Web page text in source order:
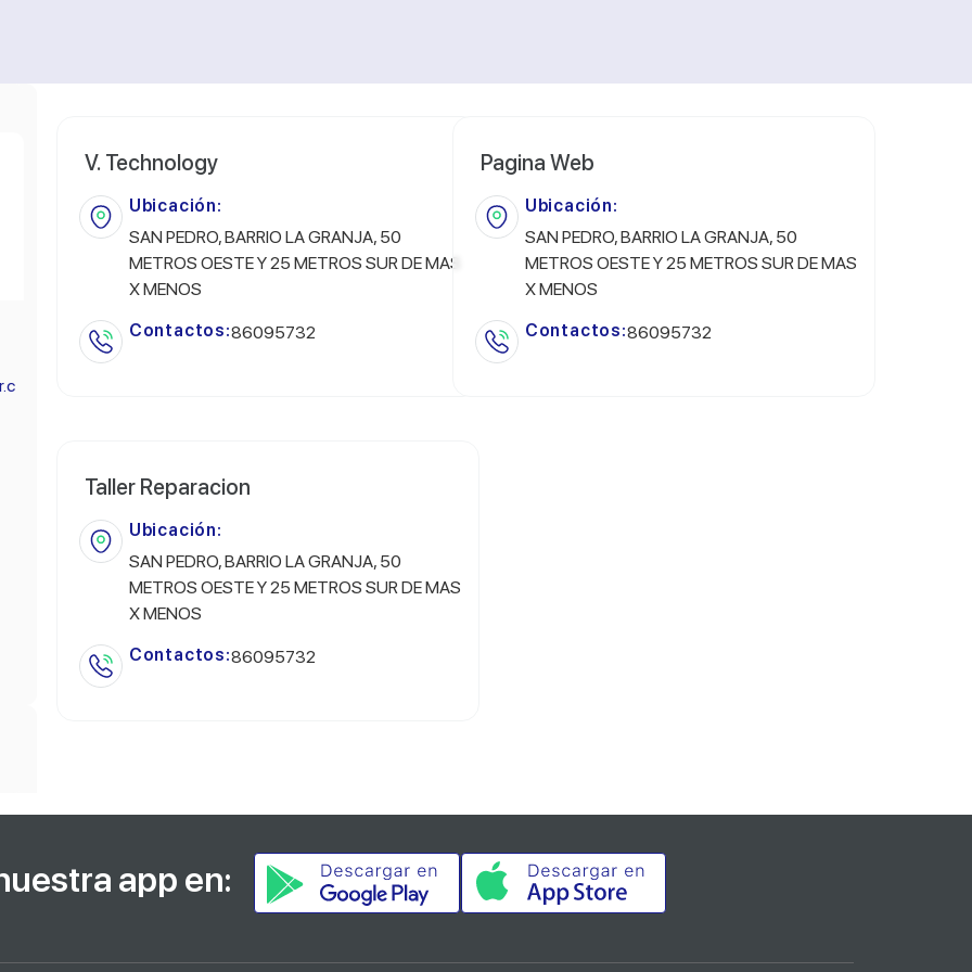
V. Technology
Ubicación:
SAN PEDRO, BARRIO LA GRANJA, 50
METROS OESTE Y 25 METROS SUR DE MAS
X MENOS
Contactos:86095732
Pagina Web
Ubicación:
SAN PEDRO, BARRIO LA GRANJA, 50
METROS OESTE Y 25 METROS SUR DE MAS
X MENOS
Contactos:86095732
Taller Reparacion
Ubicación:
SAN PEDRO, BARRIO LA GRANJA, 50
METROS OESTE Y 25 METROS SUR DE MAS
X MENOS
Contactos:86095732
app en: